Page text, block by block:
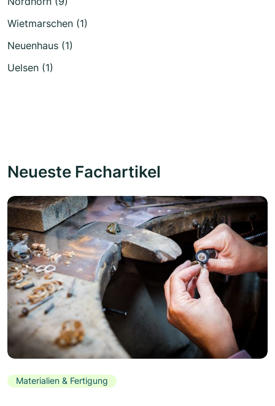
Wietmarschen (1)
Neuenhaus (1)
Uelsen (1)
Neueste Fachartikel
Materialien & Fertigung